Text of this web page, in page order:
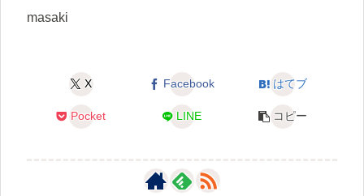
masaki
X Facebook はてブ
Pocket LINE コピー